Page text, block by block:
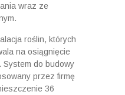
wraz ze
roślin, których
na osiągnięcie
System do budowy
przez firmę
36